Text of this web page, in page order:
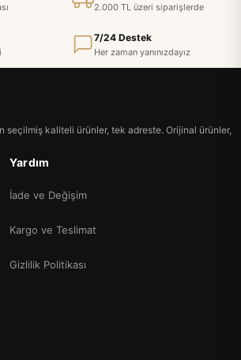
2.000 TL üzeri siparişlerde
7/24 Destek
Her zaman yanınızdayız
seçilmiş kaliteli ürünler, tek adreste. Orijinal ürünler,
Yardım
İade ve Değişim
Kargo ve Teslimat
Gizlilik Politikası